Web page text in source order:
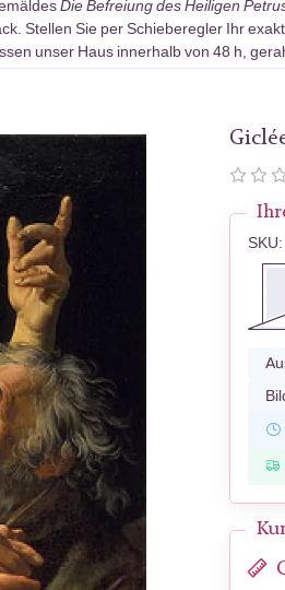
Die Befreiung des Heiligen
Stellen Sie per Schieberegler Ihr
unser Haus innerhalb von 48 h,
SKU: